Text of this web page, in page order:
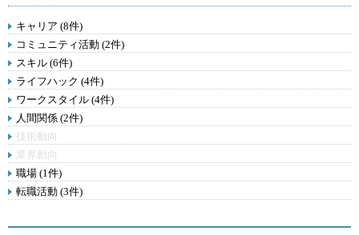
キャリア (8件)
コミュニティ活動 (2件)
スキル (6件)
ライフハック (4件)
ワークスタイル (4件)
人間関係 (2件)
技術動向
業界動向
職場 (1件)
転職活動 (3件)